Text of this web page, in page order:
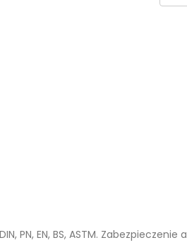
PN, EN, BS, ASTM.